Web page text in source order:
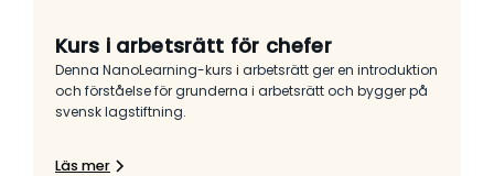
Kurs i arbetsrätt för chefer
Denna NanoLearning-kurs i arbetsrätt ger en introduktion
och förståelse för grunderna i arbetsrätt och bygger på
svensk lagstiftning.
Läs mer